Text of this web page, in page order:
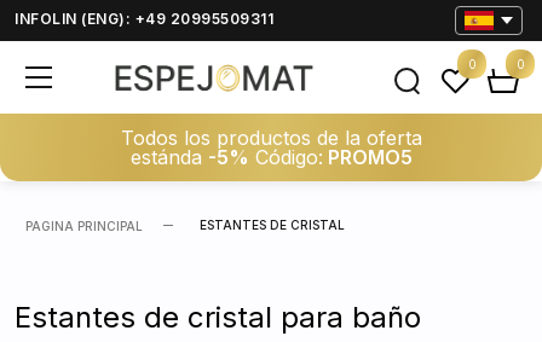
INFOLIN (ENG): +49 20995509311
Todos los productos de la oferta
estánda -5% Código: PROMO5
0 0
PAGINA PRINCIPAL ESTANTES DE CRISTAL
Estantes de cristal para baño